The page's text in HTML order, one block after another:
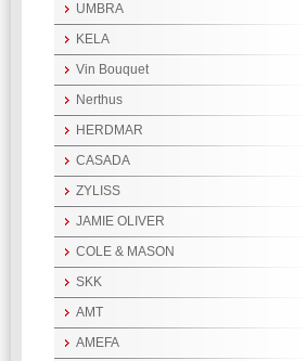
UMBRA
KELA
Vin Bouquet
Nerthus
HERDMAR
CASADA
ZYLISS
JAMIE OLIVER
COLE & MASON
SKK
AMT
AMEFA